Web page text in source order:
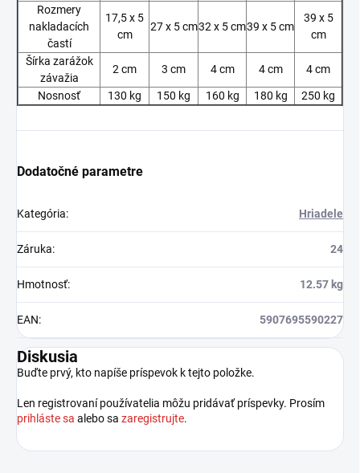
Rozmery
nakladacích
častí
17,5 x 5
cm
27 x 5 cm32 x 5 cm39 x 5 cm
39 x 5
cm
Šírka zarážok
závažia
2 cm 3 cm 4 cm 4 cm 4 cm
Nosnosť 130 kg 150 kg 160 kg 180 kg 250 kg
Dodatočné parametre
Kategória: Hriadele
Záruka: 24
Hmotnosť: 12.57 kg
EAN: 5907695590227
Diskusia
Buďte prvý, kto napíše príspevok k tejto položke.
Len registrovaní používatelia môžu pridávať príspevky. Prosím
prihláste sa alebo sa zaregistrujte.